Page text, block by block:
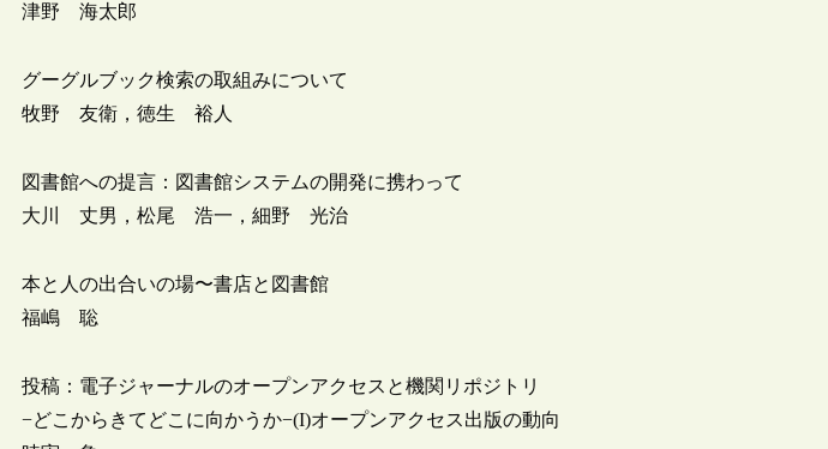
津野 海太郎
グーグルブック検索の取組みについて
牧野 友衛，徳生 裕人
図書館への提言：図書館システムの開発に携わって
大川 丈男，松尾 浩一，細野 光治
本と人の出合いの場〜書店と図書館
福嶋 聡
投稿：電子ジャーナルのオープンアクセスと機関リポジトリ
−どこからきてどこに向かうか−(I)オープンアクセス出版の動向